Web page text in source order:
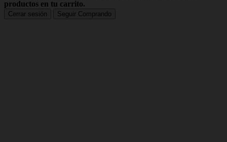
productos en tu carrito.
Cerrar sesión Seguir Comprando